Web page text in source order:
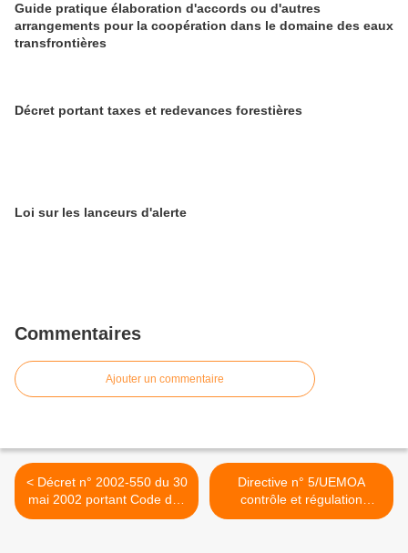
Guide pratique élaboration d'accords ou d'autres
arrangements pour la coopération dans le domaine des eaux
transfrontières
Décret portant taxes et redevances forestières
Loi sur les lanceurs d'alerte
Commentaires
Ajouter un commentaire
< Décret n° 2002-550 du 30
mai 2002 portant Code des
marchés publics
Directive n° 5/UEMOA
contrôle et régulation
marchés publics >